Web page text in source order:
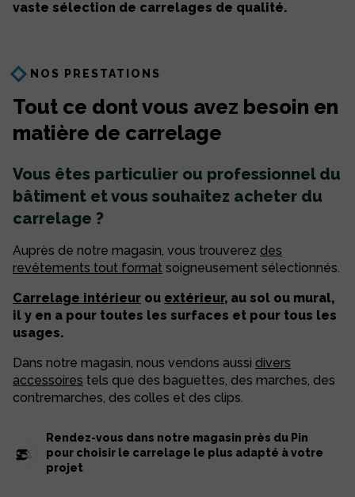
vaste sélection de carrelages de qualité.
NOS PRESTATIONS
Tout ce dont vous avez besoin en
matière de carrelage
Vous êtes particulier ou professionnel du
bâtiment et vous souhaitez acheter du
carrelage ?
Auprès de notre magasin, vous trouverez des
revêtements tout format soigneusement sélectionnés.
Carrelage intérieur ou extérieur, au sol ou mural,
il y en a pour toutes les surfaces et pour tous les
usages.
Dans notre magasin, nous vendons aussi divers
accessoires tels que des baguettes, des marches, des
contremarches, des colles et des clips.
Rendez-vous dans notre magasin près du Pin
pour choisir le carrelage le plus adapté à votre
projet